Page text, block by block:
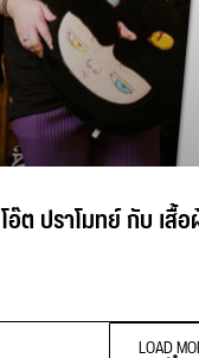
โอ๊ต ปราโมทย์ กับ เสื้
LOAD